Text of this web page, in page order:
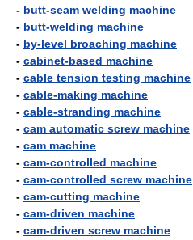
- butt-seam welding machine
- butt-welding machine
- by-level broaching machine
- cabinet-based machine
- cable tension testing machine
- cable-making machine
- cable-stranding machine
- cam automatic screw machine
- cam machine
- cam-controlled machine
- cam-controlled screw machine
- cam-cutting machine
- cam-driven machine
- cam-driven screw machine